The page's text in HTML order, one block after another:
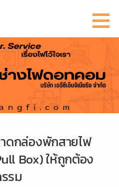
ดกล่องพักสายไฟ
Box) ให้ถูกต้อง
รม